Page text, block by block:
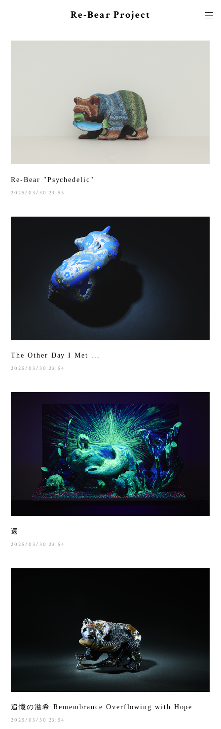
Re-Bear Project
Re-Bear "Psychedelic"
2025/03/30 23:55
The Other Day I Met ...
2025/03/30 23:54
還
2025/03/30 23:54
追憶の溢希 Remembrance Overflowing with Hope
2025/03/30 23:54